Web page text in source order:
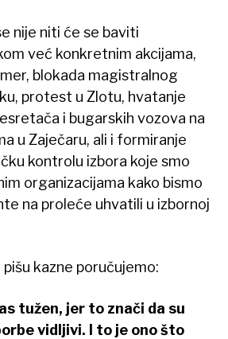
nije niti će se baviti
već konkretnim akcijama,
blokada magistralnog
protest u Zlotu, hvatanje
i bugarskih vozova na
u Zaječaru, ali i formiranje
kontrolu izbora koje smo
organizacijama kako bismo
na proleće uhvatili u izbornoj
kazne poručujemo:
tužen, jer to znači da su
vidljivi. I to je ono što